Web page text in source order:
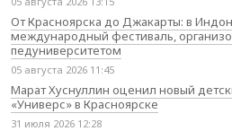
От Красноярска до Джакарты: в
международный фестиваль,
педуниверситетом
05 августа 2026 11:45
Марат Хуснуллин оценил новый
«Универс» в Красноярске
31 июля 2026 12:28